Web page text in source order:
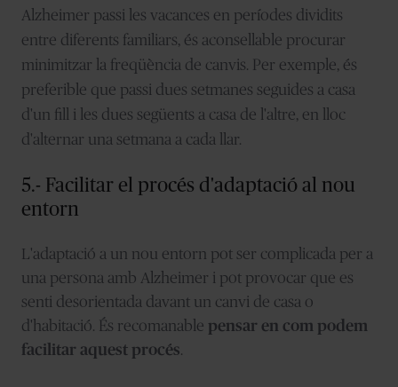
Alzheimer passi les vacances en períodes dividits
entre diferents familiars, és aconsellable procurar
minimitzar la freqüència de canvis. Per exemple, és
preferible que passi dues setmanes seguides a casa
d'un fill i les dues següents a casa de l'altre, en lloc
d'alternar una setmana a cada llar.
5.- Facilitar el procés d'adaptació al nou
entorn
L'adaptació a un nou entorn pot ser complicada per a
una persona amb Alzheimer i pot provocar que es
senti desorientada davant un canvi de casa o
d'habitació. És recomanable pensar en com podem
facilitar aquest procés.